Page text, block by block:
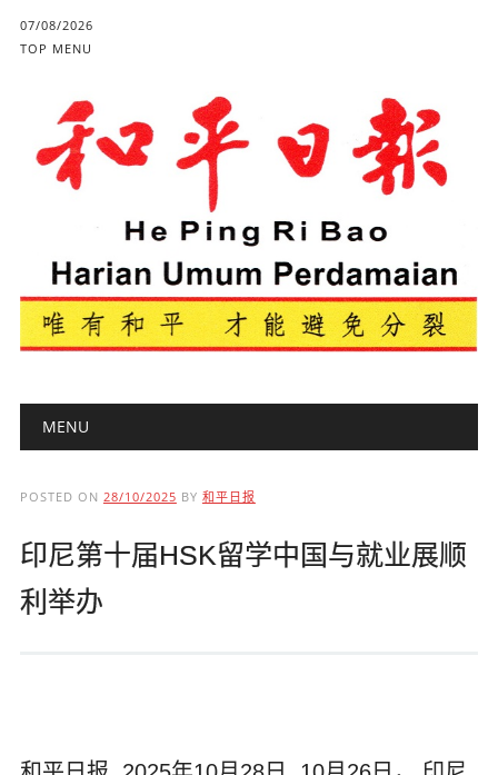
07/08/2026
TOP MENU
Main menu
MENU
POSTED ON 28/10/2025 BY 和平日报
印尼第十届HSK留学中国与就业展顺
利举办